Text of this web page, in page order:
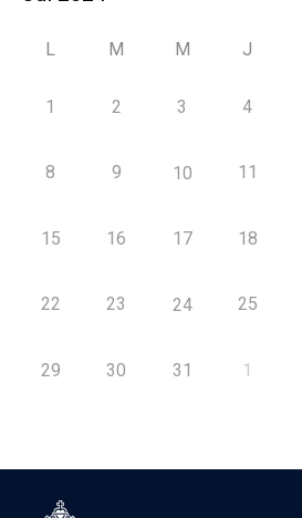
L M M J
1 2 3 4
8 9 10 11
15 16 17 18
22 23 24 25
29 30 31 1